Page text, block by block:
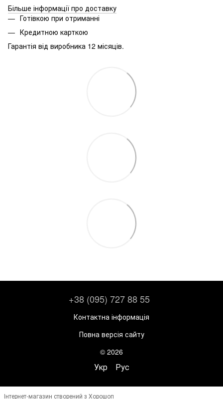
Більше інформації про доставку
Готівкою при отриманні
Кредитною карткою
Гарантія від виробника 12 місяців.
+38 (095) 727 88 55
Контактна інформація
Повна версія сайту
© 2026
Укр Рус
Інтернет-магазин створений з Хорошоп